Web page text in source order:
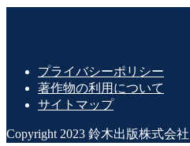
プライバシーポリシー
著作物の利用について
サイトマップ
Copyright 2023 鈴木出版株式会社